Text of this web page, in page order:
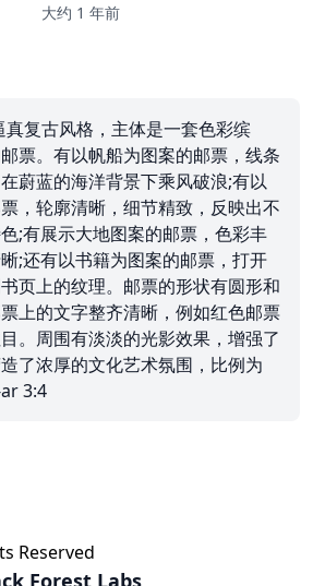
大约 1 年前
复古风格，主体是一套色彩缤
票。有以帆船为图案的邮票，线条
蔚蓝的海洋背景下乘风破浪;有以
，轮廓清晰，细节精致，反映出不
;有展示大地图案的邮票，色彩丰
;还有以书籍为图案的邮票，打开
页上的纹理。邮票的形状有圆形和
上的文字整齐清晰，例如红色邮票
。周围有淡淡的光影效果，增强了
了浓厚的文化艺术氛围，比例为
3:4
Reserved
Forest Labs